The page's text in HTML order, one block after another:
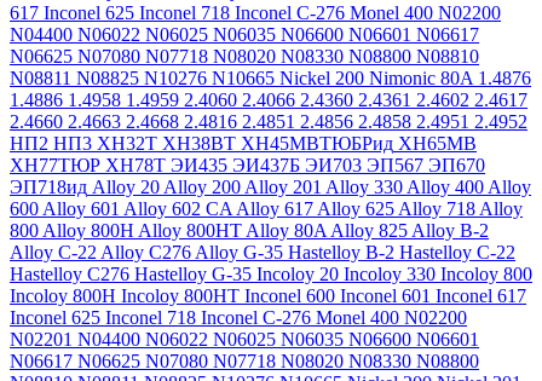
617 Inconel 625 Inconel 718 Inconel C-276 Monel 400 N02200
N04400 N06022 N06025 N06035 N06600 N06601 N06617
N06625 N07080 N07718 N08020 N08330 N08800 N08810
N08811 N08825 N10276 N10665 Nickel 200 Nimonic 80A 1.4876
1.4886 1.4958 1.4959 2.4060 2.4066 2.4360 2.4361 2.4602 2.4617
2.4660 2.4663 2.4668 2.4816 2.4851 2.4856 2.4858 2.4951 2.4952
НП2 НП3 ХН32Т ХН38ВТ ХН45МВТЮБРид ХН65МВ
ХН77ТЮР ХН78Т ЭИ435 ЭИ437Б ЭИ703 ЭП567 ЭП670
ЭП718ид Alloy 20 Alloy 200 Alloy 201 Alloy 330 Alloy 400 Alloy
600 Alloy 601 Alloy 602 CA Alloy 617 Alloy 625 Alloy 718 Alloy
800 Alloy 800H Alloy 800HT Alloy 80A Alloy 825 Alloy B-2
Alloy C-22 Alloy C276 Alloy G-35 Hastelloy B-2 Hastelloy C-22
Hastelloy C276 Hastelloy G-35 Incoloy 20 Incoloy 330 Incoloy 800
Incoloy 800H Incoloy 800HT Inconel 600 Inconel 601 Inconel 617
Inconel 625 Inconel 718 Inconel C-276 Monel 400 N02200
N02201 N04400 N06022 N06025 N06035 N06600 N06601
N06617 N06625 N07080 N07718 N08020 N08330 N08800